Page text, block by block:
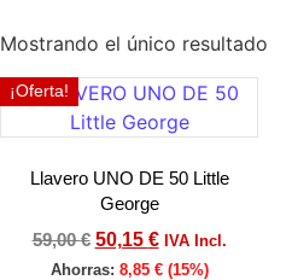
Mostrando el único resultado
¡Oferta!
Llavero UNO DE 50 Little
George
59,00€ 50,15 € IVA Incl.
Ahorras: 8,85 € (15%)